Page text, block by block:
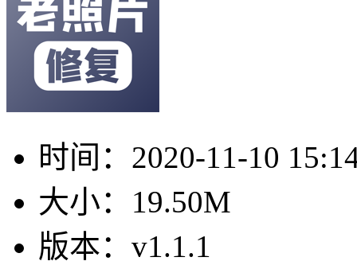
时间： 2020-11-10
大小： 19.50M
版本： v1.1.1